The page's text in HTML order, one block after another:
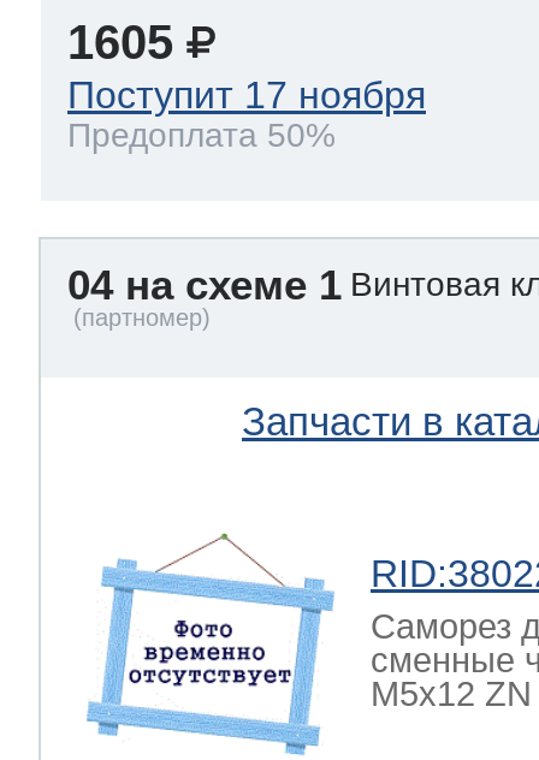
1605
Поступит 17 ноября
Предоплата 50%
04 на схеме 1 Винтовая
Запчасти в
Саморез
сменные
M5x12